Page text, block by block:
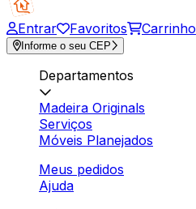
Entrar Favoritos Carrinho
Informe o seu CEP
Departamentos
Madeira Originals
Serviços
Móveis Planejados
Meus pedidos
Ajuda